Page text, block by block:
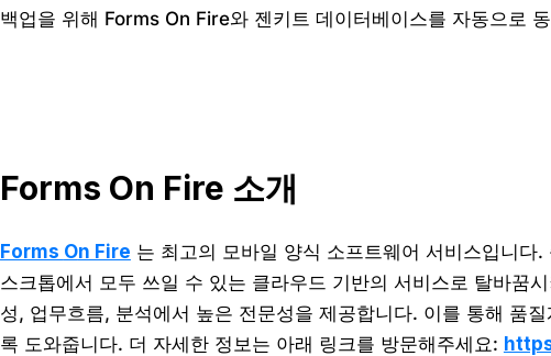
백업을 위해 Forms On Fire와 젠키트 데이터베이스를 자동으로
Forms On Fire 소개
Forms On Fire 는 최고의 모바일 양식 소프트웨어 서비스입니
스크톱에서 모두 쓰일 수 있는 클라우드 기반의 서비스로 탈바꿈
성, 업무흐름, 분석에서 높은 전문성을 제공합니다. 이를 통해 품
록 도와줍니다. 더 자세한 정보는 아래 링크를 방문해주세요: